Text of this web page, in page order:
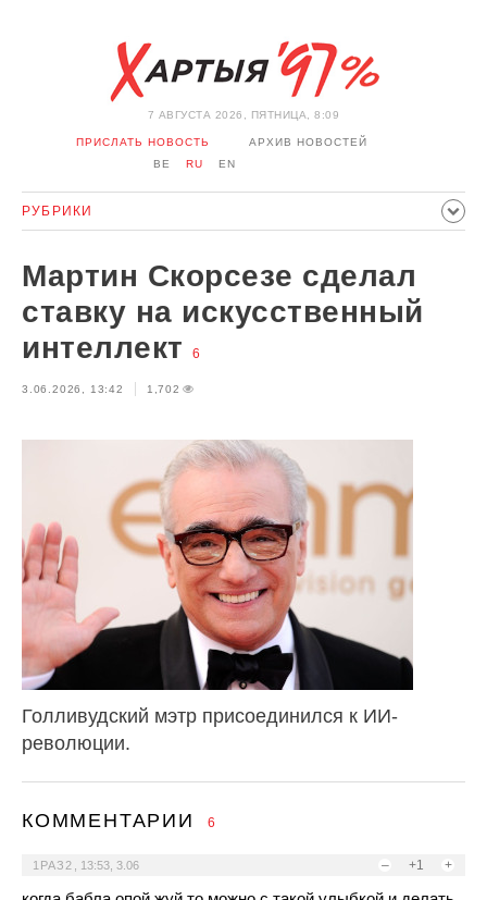
7 АВГУСТА 2026, ПЯТНИЦА, 8:09
ПРИСЛАТЬ НОВОСТЬ
АРХИВ НОВОСТЕЙ
BE
RU EN
РУБРИКИ
ПРОИСШЕСТВИЯ СПОРТ КУЛЬТУРА ИСТОРИЯ
МНЕНИЕ ИНТЕРВЬЮ ТЕХНОЛОГИИ ЗДОРОВЬЕ
АВТО ОТДЫХ ОБХОД БЛОКИРОВКИ И СОЛИДАРНОСТЬ
КОРОНАВИРУС БЕЛАРУСЬ В НАТО
Мартин Скорсезе сделал
ставку на искусственный
интеллект
6
3.06.2026, 13:42 1,702
Голливудский мэтр присоединился к ИИ-
революции.
КОММЕНТАРИИ 6
– +1 +
1РАЗ2 13:53, 3.06